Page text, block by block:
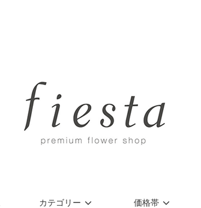
カテゴリー 価格帯